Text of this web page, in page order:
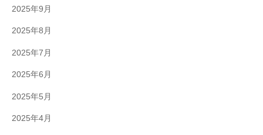
2025年9月
2025年8月
2025年7月
2025年6月
2025年5月
2025年4月